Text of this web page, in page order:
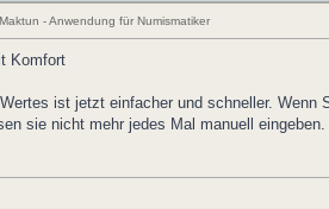
- Anwendung für Numismatiker
Komfort
ist jetzt einfacher und schneller.
sie nicht mehr jedes Mal manuell eingeben.